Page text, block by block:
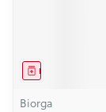
Médicament
Biorga